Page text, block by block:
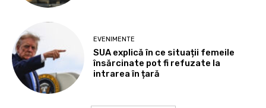
EVENIMENTE
SUA explică în ce situații femeile
însărcinate pot fi refuzate la
intrarea în țară